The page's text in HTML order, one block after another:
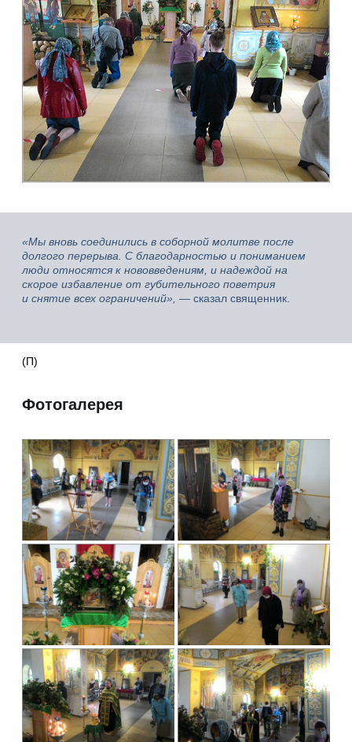
«Мы вновь соединились в соборной молитве после
долгого перерыва. С благодарностью и пониманием
люди относятся к нововведениям, и надеждой на
скорое избавление от губительного поветрия
и снятие всех ограничений», — сказал священник.
(П)
Фотогалерея